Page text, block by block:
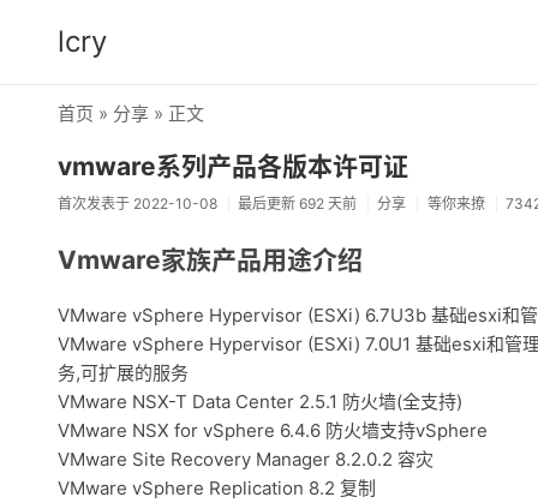
lcry
首页 » 分享 » 正文
vmware系列产品各版本许可证
首次发表于 2022-10-08 最后更新 692 天前 分享 等你来撩
Vmware家族产品用途介绍
VMware vSphere Hypervisor (ESXi) 6.7U3b 基础esxi和
VMware vSphere Hypervisor (ESXi) 7.0U1 基础esxi和管
务,可扩展的服务
VMware NSX-T Data Center 2.5.1 防火墙(全支持)
VMware NSX for vSphere 6.4.6 防火墙支持vSphere
VMware Site Recovery Manager 8.2.0.2 容灾
VMware vSphere Replication 8.2 复制